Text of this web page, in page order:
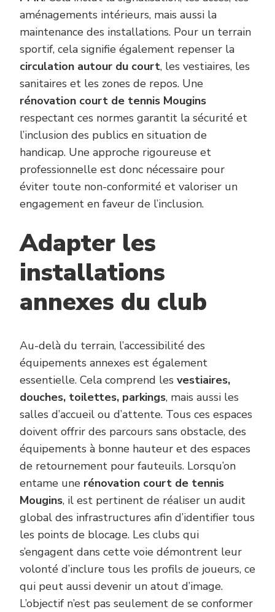
aménagements intérieurs, mais aussi la
maintenance des installations. Pour un terrain
sportif, cela signifie également repenser la
circulation autour du court, les vestiaires, les
sanitaires et les zones de repos. Une
rénovation court de tennis Mougins
respectant ces normes garantit la sécurité et
l’inclusion des publics en situation de
handicap. Une approche rigoureuse et
professionnelle est donc nécessaire pour
éviter toute non-conformité et valoriser un
engagement en faveur de l’inclusion.
Adapter les
installations
annexes du club
Au-delà du terrain, l’accessibilité des
équipements annexes est également
essentielle. Cela comprend les vestiaires,
douches, toilettes, parkings, mais aussi les
salles d’accueil ou d’attente. Tous ces espaces
doivent offrir des parcours sans obstacle, des
équipements à bonne hauteur et des espaces
de retournement pour fauteuils. Lorsqu’on
entame une rénovation court de tennis
Mougins, il est pertinent de réaliser un audit
global des infrastructures afin d’identifier tous
les points de blocage. Les clubs qui
s’engagent dans cette voie démontrent leur
volonté d’inclure tous les profils de joueurs, ce
qui peut aussi devenir un atout d’image.
L’objectif n’est pas seulement de se conformer